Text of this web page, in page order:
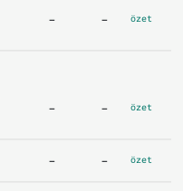
- - özet
- - özet
- - özet